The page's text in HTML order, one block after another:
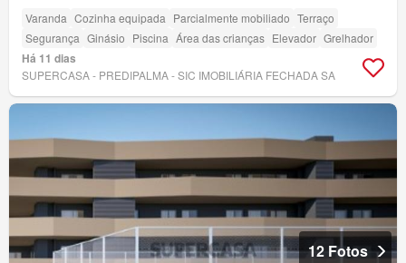
Varanda Cozinha equipada Parcialmente mobiliado Terraço
Segurança Ginásio Piscina Área das crianças Elevador Grelhador
Há 11 dias
SUPERCASA - PREDIPALMA - SIC IMOBILIÁRIA FECHADA SA
12 Fotos